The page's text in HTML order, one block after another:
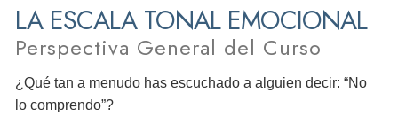
LA ESCALA TONAL EMOCIONAL
Perspectiva General del Curso
¿Qué tan a menudo has escuchado a alguien decir: “No
lo comprendo”?